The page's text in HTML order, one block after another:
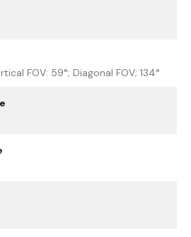
FOV: 59°; Diagonal FOV; 134°